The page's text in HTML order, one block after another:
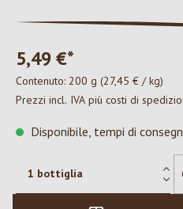
5,49 €*
Contenuto: 200 g (27,45 € / kg)
Prezzi incl. IVA più costi di
Disponibile, tempi di